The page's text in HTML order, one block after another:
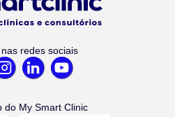
redes sociais
do My Smart Clinic